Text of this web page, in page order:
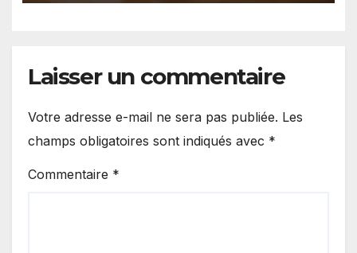
Laisser un commentaire
Votre adresse e-mail ne sera pas publiée. Les
champs obligatoires sont indiqués avec *
Commentaire *